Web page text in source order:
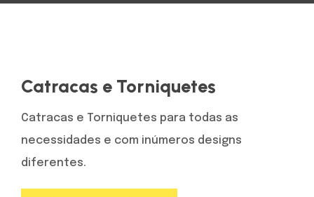
Catracas e Torniquetes
Catracas e Torniquetes para todas as
necessidades e com inúmeros designs
diferentes.